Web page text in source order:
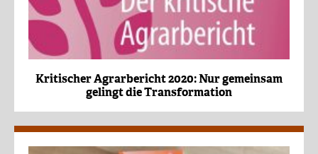
Kritischer Agrarbericht 2020: Nur gemeinsam
gelingt die Transformation